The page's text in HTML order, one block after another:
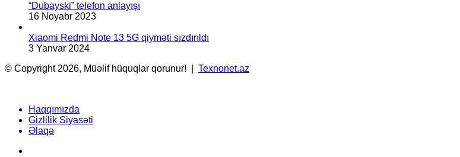
“Dubayski” telefon anlayışı
16 Noyabr 2023
Xiaomi Redmi Note 13 5G qiyməti sızdırıldı
3 Yanvar 2024
© Copyright 2026, Müəlif hüquqlar qorunur! | Texnonet.az
Haqqımızda
Gizlilik Siyasəti
Əlaqə